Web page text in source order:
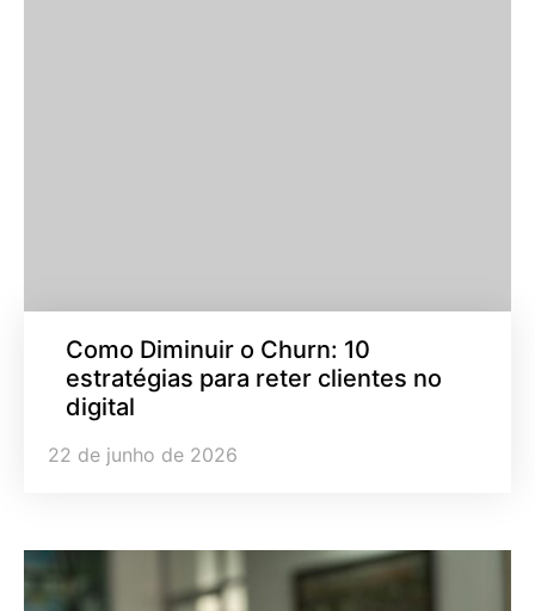
Como Diminuir o Churn: 10
estratégias para reter clientes no
digital
22 de junho de 2026